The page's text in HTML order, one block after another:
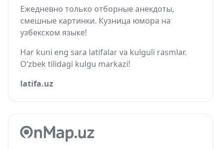
Ежедневно только отборные анекдоты,
смешные картинки. Кузница юмора на
узбекском языке!
Har kuni eng sara latifalar va kulguli rasmlar.
O‘zbek tilidagi kulgu markazi!
latifa.uz